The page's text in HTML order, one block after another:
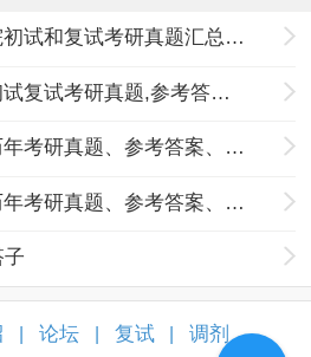
天津工业大学各个学院初试和复试考研真题汇总分享
天津工业大学各专业初试复试考研真题,参考答案,重点范围
天津工业大学各专业历年考研真题、参考答案、内部笔记
天津工业大学各专业历年考研真题、参考答案、内部笔记
论坛 复试 调剂